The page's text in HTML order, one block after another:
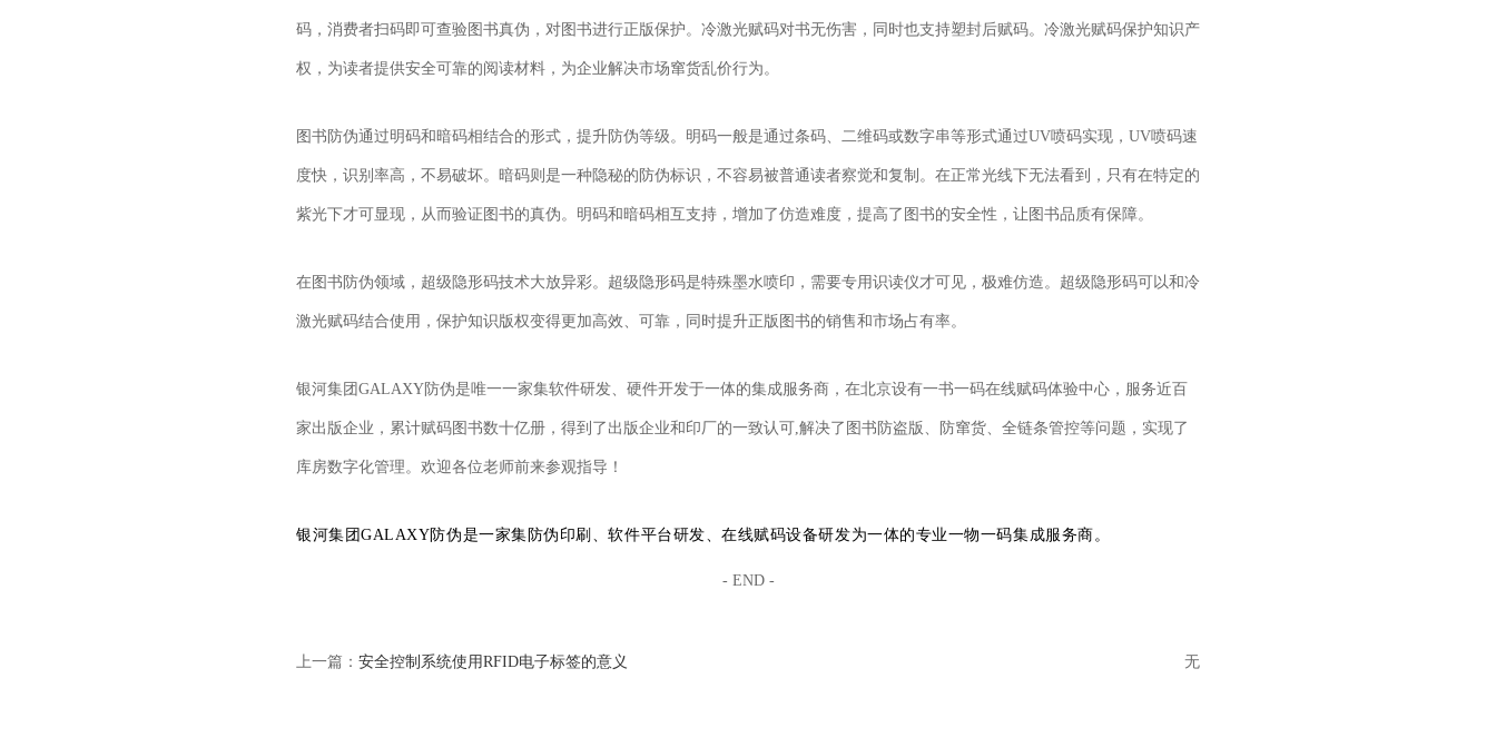
码，消费者扫码即可查验图书真伪，对图书进行正版保护。冷激光赋码对书无伤害，同时也支持塑封后赋码。冷激光赋码保护知识产
权，为读者提供安全可靠的阅读材料，为企业解决市场窜货乱价行为。
图书防伪通过明码和暗码相结合的形式，提升防伪等级。明码一般是通过条码、二维码或数字串等形式通过UV喷码实现，UV喷码速
度快，识别率高，不易破坏。暗码则是一种隐秘的防伪标识，不容易被普通读者察觉和复制。在正常光线下无法看到，只有在特定的
紫光下才可显现，从而验证图书的真伪。明码和暗码相互支持，增加了仿造难度，提高了图书的安全性，让图书品质有保障。
在图书防伪领域，超级隐形码技术大放异彩。超级隐形码是特殊墨水喷印，需要专用识读仪才可见，极难仿造。超级隐形码可以和冷
激光赋码结合使用，保护知识版权变得更加高效、可靠，同时提升正版图书的销售和市场占有率。
银河集团GALAXY防伪是唯一一家集软件研发、硬件开发于一体的集成服务商，在北京设有一书一码在线赋码体验中心，服务近百
家出版企业，累计赋码图书数十亿册，得到了出版企业和印厂的一致认可,解决了图书防盗版、防窜货、全链条管控等问题，实现了
库房数字化管理。欢迎各位老师前来参观指导！
银河集团GALAXY防伪是一家集防伪印刷、软件平台研发、在线赋码设备研发为一体的专业一物一码集成服务商。
- END -
上一篇： 安全控制系统使用RFID电子标签的意义 无